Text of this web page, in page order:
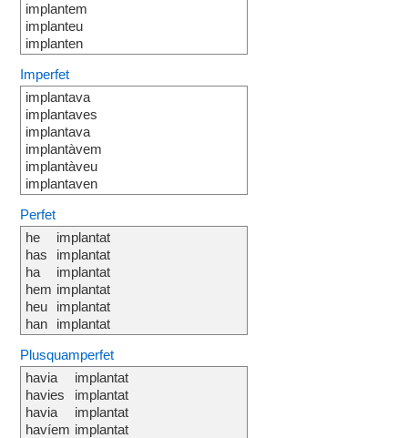
implantem
implanteu
implanten
Imperfet
implantava
implantaves
implantava
implantàvem
implantàveu
implantaven
Perfet
he
has
ha
hem
heu
han
implantat
implantat
implantat
implantat
implantat
implantat
Plusquamperfet
havia
havies
havia
havíem
implantat
implantat
implantat
implantat